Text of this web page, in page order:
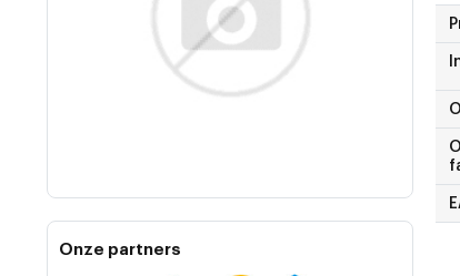
Onze partners